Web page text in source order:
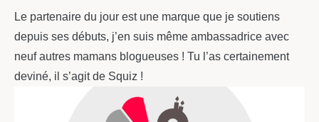
Le partenaire du jour est une marque que je soutiens
depuis ses débuts, j’en suis même ambassadrice avec
neuf autres mamans blogueuses ! Tu l’as certainement
deviné, il s’agit de Squiz !